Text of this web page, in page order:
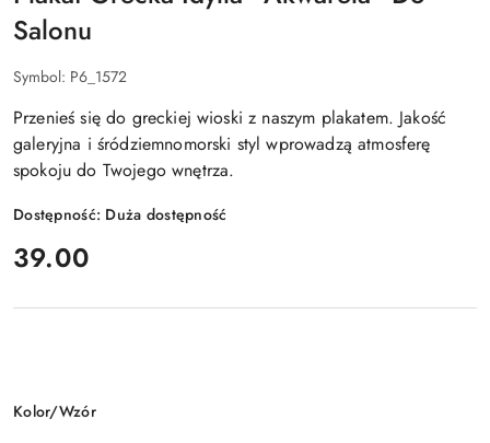
Salonu
Symbol: P6_1572
Przenieś się do greckiej wioski z naszym plakatem. Jakość
galeryjna i śródziemnomorski styl wprowadzą atmosferę
spokoju do Twojego wnętrza.
Dostępność: Duża dostępność
cena:
39.00
Wariant
Kolor/Wzór